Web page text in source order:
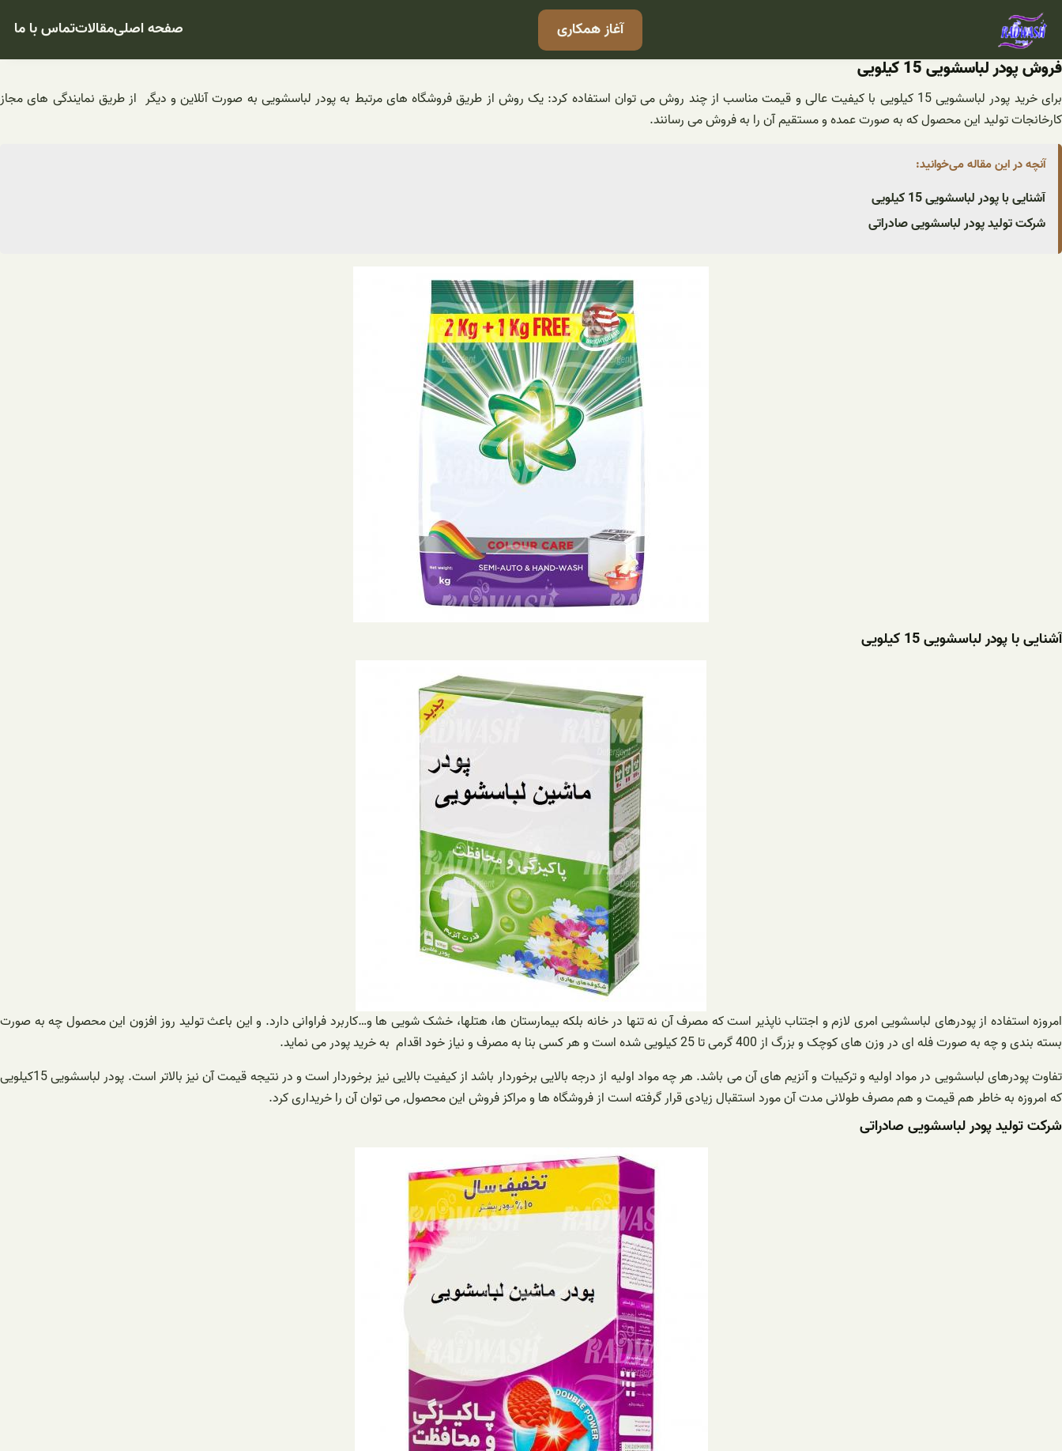
رفتن
آغاز همکاری صفحه اصلیمقالاتتماس با ما
فروش پودر لباسشویی 15 کیلویی
برای خرید پودر لباسشویی 15 کیلویی با کیفیت عالی و قیمت مناسب از چند روش می توان استفاده کرد: یک روش از طریق فروشگاه های مرتبط به پودر لباسشویی به صورت آنلاین و دیگر از طریق نمایندگی های مجاز
کارخانجات تولید این محصول که به صورت عمده و مستقیم آن را به فروش می رسانند.
آنچه در این مقاله می‌خوانید:
آشنایی با پودر لباسشویی 15 کیلویی
شرکت تولید پودر لباسشویی صادراتی
آشنایی با پودر لباسشویی 15 کیلویی
امروزه استفاده از پودرهای لباسشویی امری لازم و اجتناب ناپذیر است که مصرف آن نه تنها در خانه بلکه بیمارستان ها، هتلها، خشک شویی ها و…کاربرد فراوانی دارد. و این باعث تولید روز افزون این محصول چه به صورت
بسته بندی و چه به صورت فله ای در وزن های کوچک و بزرگ از 400 گرمی تا 25 کیلویی شده است و هر کسی بنا به مصرف و نیاز خود اقدام به خرید پودر می نماید.
تفاوت پودرهای لباسشویی در مواد اولیه و ترکیبات و آنزیم های آن می باشد. هر چه مواد اولیه از درجه بالایی برخوردار باشد از کیفیت بالایی نیز برخوردار است و در نتیجه قیمت آن نیز بالاتر است. پودر لباسشویی 15کیلویی
که امروزه به خاطر هم قیمت و هم مصرف طولانی مدت آن مورد استقبال زیادی قرار گرفته است از فروشگاه ها و مراکز فروش این محصول٬ می توان آن را خریداری کرد.
شرکت تولید پودر لباسشویی صادراتی